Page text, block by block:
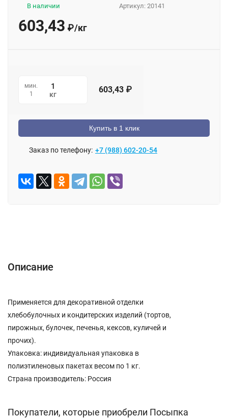
Артикул: 20141
В наличии
603,43 ₽/кг
мин.
1
кг 603,43 ₽
Купить в 1 клик
Заказ по телефону: +7 (988) 602-20-54
Описание
Применяется для декоративной отделки
хлебобулочных и кондитерских изделий (тортов,
пирожных, булочек, печенья, кексов, куличей и
прочих).
Упаковка: индивидуальная упаковка в
полиэтиленовых пакетах весом по 1 кг.
Страна производитель: Россия
Покупатели, которые приобрели Посыпка